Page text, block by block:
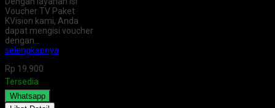
Voucher TV Paket
KVision kami, Anda
dapat mengisi voucher
dengan…
selengkapnya
Rp 19.900
Tersedia
Whatsapp